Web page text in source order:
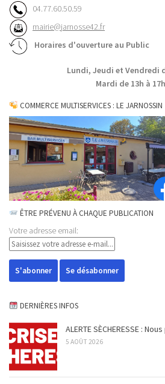
04.77.60.50.59
mairie@jarnosse42.fr
Horaires d'ouverture au Public
Lundi, Jeudi et Vendredi
Mardi de 13h à
COMMERCE MULTISERVICES : LE JARNOSSIN
ÊTRE PRÉVENU À CHAQUE PUBLICATION
Votre adresse email:
DERNIÈRES INFOS
ALERTE SÈCHERESSE :
5 AOÛT 2026